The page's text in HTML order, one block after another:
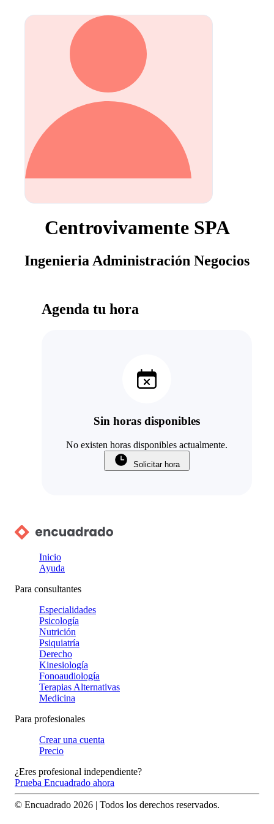
Centrovivamente SPA
Ingenieria Administración Negocios
Agenda tu hora
Sin horas disponibles
No existen horas disponibles actualmente.
Solicitar hora
Inicio
Ayuda
Para consultantes
Especialidades
Psicología
Nutrición
Psiquiatría
Derecho
Kinesiología
Fonoaudiología
Terapias Alternativas
Medicina
Para profesionales
Crear una cuenta
Precio
¿Eres profesional independiente?
Prueba Encuadrado ahora
© Encuadrado 2026 | Todos los derechos reservados.